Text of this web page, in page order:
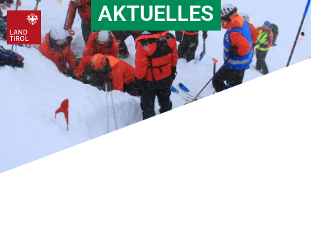
AKTUELLES